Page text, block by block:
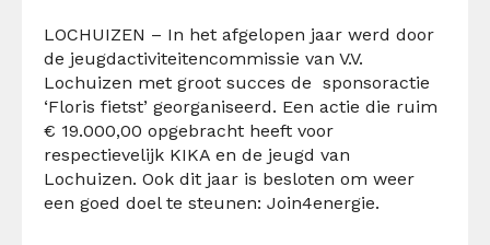
LOCHUIZEN – In het afgelopen jaar werd door
de jeugdactiviteitencommissie van V.V.
Lochuizen met groot succes de sponsoractie
‘Floris fietst’ georganiseerd. Een actie die ruim
€ 19.000,00 opgebracht heeft voor
respectievelijk KIKA en de jeugd van
Lochuizen. Ook dit jaar is besloten om weer
een goed doel te steunen: Join4energie.